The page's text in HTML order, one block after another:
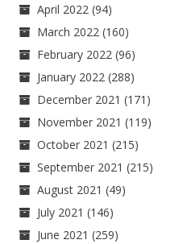
April 2022 (94)
March 2022 (160)
February 2022 (96)
January 2022 (288)
December 2021 (171)
November 2021 (119)
October 2021 (215)
September 2021 (215)
August 2021 (49)
July 2021 (146)
June 2021 (259)